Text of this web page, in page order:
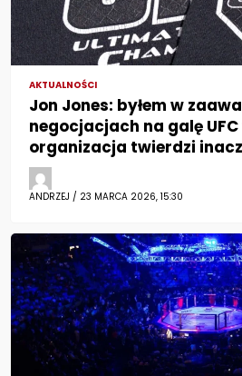
AKTUALNOŚCI
Jon Jones: byłem w
negocjacjach na galę UFC
organizacja twierdzi
ANDRZEJ / 23 MARCA 2026, 15:30